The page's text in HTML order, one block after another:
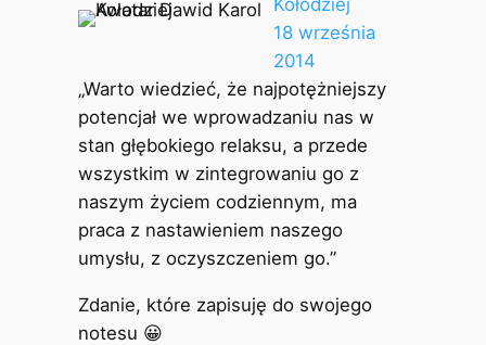
Kołodziej
18 września
2014
„Warto wiedzieć, że najpotężniejszy
potencjał we wprowadzaniu nas w
stan głębokiego relaksu, a przede
wszystkim w zintegrowaniu go z
naszym życiem codziennym, ma
praca z nastawieniem naszego
umysłu, z oczyszczeniem go.”
Zdanie, które zapisuję do swojego
notesu 😀